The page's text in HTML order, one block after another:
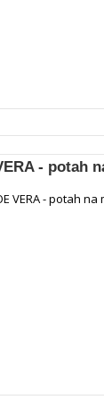
- potah